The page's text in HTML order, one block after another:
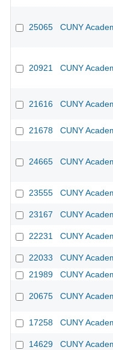
25065 CUNY
20921 CUNY
21616 CUNY
21678 CUNY
24665 CUNY
23555 CUNY
23167 CUNY
22231 CUNY
22033 CUNY
21989
CUNY
20675 CUNY
17258 CUNY
14629 CUNY